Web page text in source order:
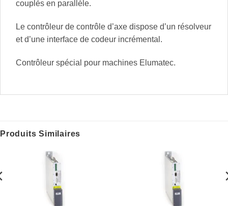
couplés en parallèle.
Le contrôleur de contrôle d’axe dispose d’un résolveur
et d’une interface de codeur incrémental.
Contrôleur spécial pour machines Elumatec.
Produits Similaires